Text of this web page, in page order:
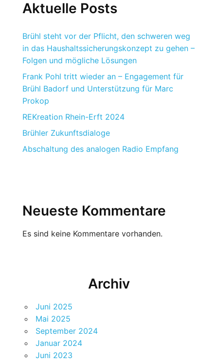
Aktuelle Posts
Brühl steht vor der Pflicht, den schweren weg
in das Haushaltssicherungskonzept zu gehen –
Folgen und mögliche Lösungen
Frank Pohl tritt wieder an – Engagement für
Brühl Badorf und Unterstützung für Marc
Prokop
REKreation Rhein-Erft 2024
Brühler Zukunftsdialoge
Abschaltung des analogen Radio Empfang
Neueste Kommentare
Es sind keine Kommentare vorhanden.
Archiv
Juni 2025
Mai 2025
September 2024
Januar 2024
Juni 2023